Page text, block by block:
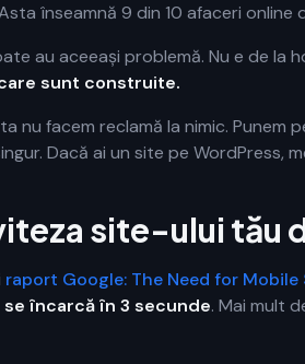
înseamnă 9 din 10 afaceri online
au aceeași problemă. Nu e de la
sunt construite.
nu facem reclamă la nimic. Punem
Dacă ai un site pe WordPress,
site-ului tău
raport Google: The Need for Mobile
încarcă în 3 secunde. Mai mult